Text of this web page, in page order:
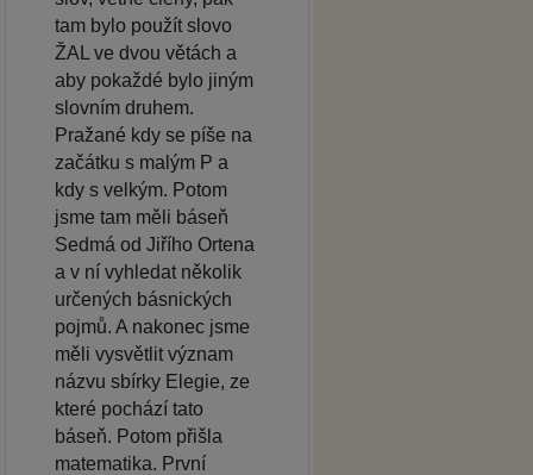
tam bylo použít slovo
ŽAL ve dvou větách a
aby pokaždé bylo jiným
slovním druhem.
Pražané kdy se píše na
začátku s malým P a
kdy s velkým. Potom
jsme tam měli báseň
Sedmá od Jiřího Ortena
a v ní vyhledat několik
určených básnických
pojmů. A nakonec jsme
měli vysvětlit význam
názvu sbírky Elegie, ze
které pochází tato
báseň. Potom přišla
matematika. První